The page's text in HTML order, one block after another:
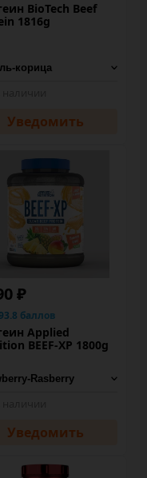
BioTech Beef
1816g
Уведомить
₽
баллов
Applied
BEEF-XP 1800g
Уведомить